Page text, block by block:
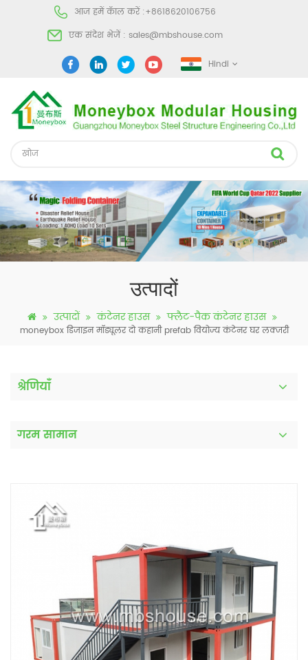
आज हमें कॅाल करें :+8618620106756
एक संदेश भेजें : sales@mbshouse.com
Hindi
उत्पादों
उत्पादों कंटेनर हाउस फ्लैट-पैक कंटेनर हाउस
moneybox डिजाइन मॉड्यूलर दो कहानी prefab वियोज्य कंटेनर घर लक्जरी
श्रेणियाँ
गरम सामान